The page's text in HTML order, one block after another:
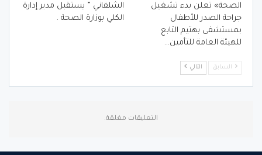
الصحة» تعلن بدء تشغيل
جراحة الصدر للأطفال
بمستشفى بهتيم التابع
للهيئة العامة للتأمين…
الشلقاني ” يستقبل مدير إدارة
الكلي بوزارة الصحة .
السابق التالي
التعليقات مغلقة.